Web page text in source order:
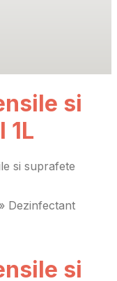
si
1L
si suprafete
» Dezinfectant
si